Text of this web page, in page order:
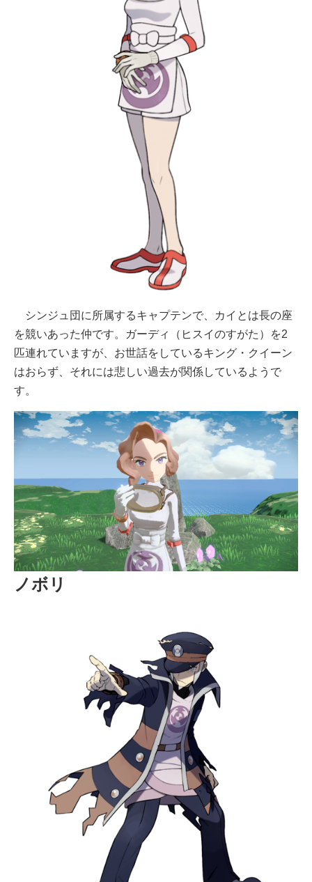
シンジュ団に所属するキャプテンで、カイとは長の座
を競いあった仲です。ガーディ（ヒスイのすがた）を2
匹連れていますが、お世話をしているキング・クイーン
はおらず、それには悲しい過去が関係しているようで
す。
ノボリ